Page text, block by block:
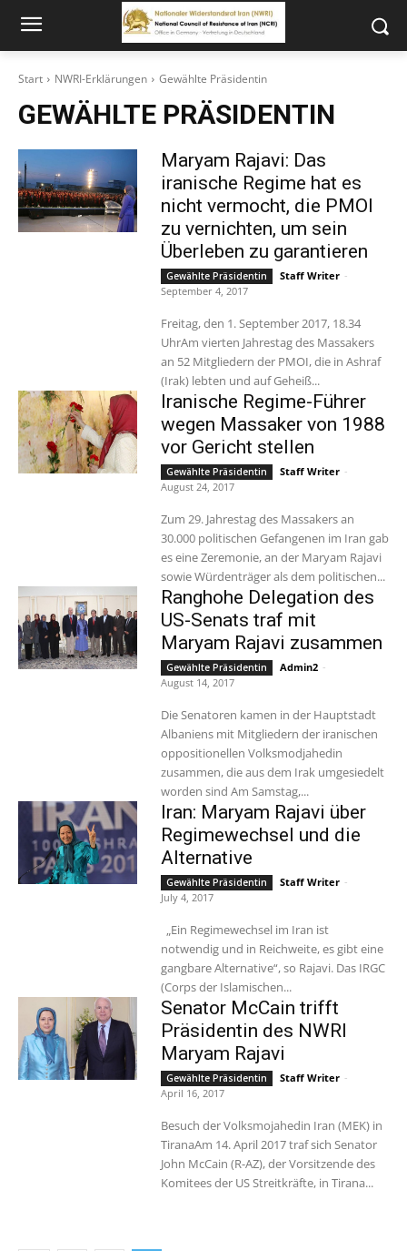
Start NWRI-Erklärungen Gewählte Präsidentin
GEWÄHLTE PRÄSIDENTIN
Maryam Rajavi: Das
iranische Regime hat es
nicht vermocht, die PMOI
zu vernichten, um sein
Überleben zu garantieren
Gewählte Präsidentin Staff Writer -
September 4, 2017
Freitag, den 1. September 2017, 18.34
UhrAm vierten Jahrestag des Massakers
an 52 Mitgliedern der PMOI, die in Ashraf
(Irak) lebten und auf Geheiß...
Iranische Regime-Führer
wegen Massaker von 1988
vor Gericht stellen
Gewählte Präsidentin Staff Writer -
August 24, 2017
Zum 29. Jahrestag des Massakers an
30.000 politischen Gefangenen im Iran gab
es eine Zeremonie, an der Maryam Rajavi
sowie Würdenträger als dem politischen...
Ranghohe Delegation des
US-Senats traf mit
Maryam Rajavi zusammen
Gewählte Präsidentin Admin2 -
August 14, 2017
Die Senatoren kamen in der Hauptstadt
Albaniens mit Mitgliedern der iranischen
oppositionellen Volksmodjahedin
zusammen, die aus dem Irak umgesiedelt
worden sind Am Samstag,...
Iran: Maryam Rajavi über
Regimewechsel und die
Alternative
Gewählte Präsidentin Staff Writer -
July 4, 2017
„Ein Regimewechsel im Iran ist
notwendig und in Reichweite, es gibt eine
gangbare Alternative“, so Rajavi. Das IRGC
(Corps der Islamischen...
Senator McCain trifft
Präsidentin des NWRI
Maryam Rajavi
Gewählte Präsidentin Staff Writer -
April 16, 2017
Besuch der Volksmojahedin Iran (MEK) in
TiranaAm 14. April 2017 traf sich Senator
John McCain (R-AZ), der Vorsitzende des
Komitees der US Streitkräfte, in Tirana...